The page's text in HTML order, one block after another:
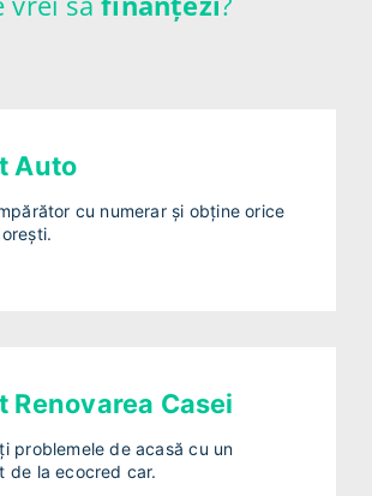
Auto
cu numerar și obține orice
Renovarea Casei
problemele de acasă cu un
de la ecocred car.